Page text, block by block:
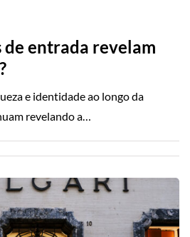
de entrada revelam
e identidade ao longo da
revelando a…